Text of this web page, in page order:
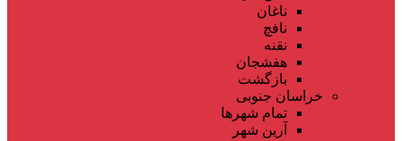
ناغان
نافچ
نقنه
هفشجان
بازگشت
خراسان جنوبی
تمام شهر‌ها
آرین شهر